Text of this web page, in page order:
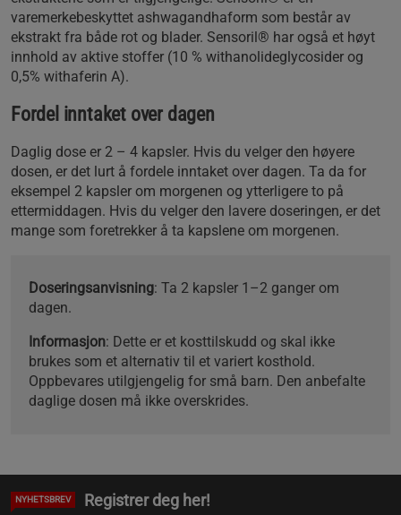
varemerkebeskyttet ashwagandhaform som består av
ekstrakt fra både rot og blader. Sensoril® har også et høyt
innhold av aktive stoffer (10 % withanolideglycosider og
0,5% withaferin A).
Fordel inntaket over dagen
Daglig dose er 2 – 4 kapsler. Hvis du velger den høyere
dosen, er det lurt å fordele inntaket over dagen. Ta da for
eksempel 2 kapsler om morgenen og ytterligere to på
ettermiddagen. Hvis du velger den lavere doseringen, er det
mange som foretrekker å ta kapslene om morgenen.
Doseringsanvisning: Ta 2 kapsler 1–2 ganger om
dagen.
Informasjon: Dette er et kosttilskudd og skal ikke
brukes som et alternativ til et variert kosthold.
Oppbevares utilgjengelig for små barn. Den anbefalte
daglige dosen må ikke overskrides.
NYHETSBREV Registrer deg her!